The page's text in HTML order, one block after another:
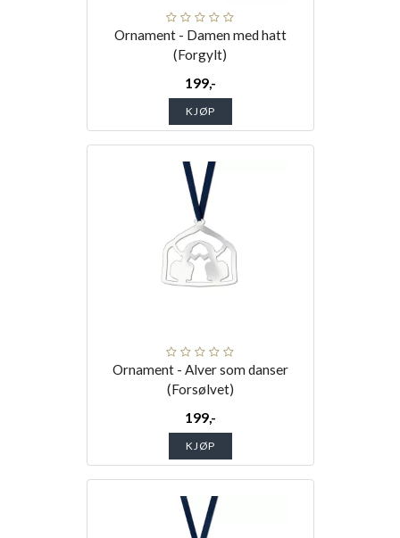
Ornament - Damen med hatt
(Forgylt)
199,-
KJØP
Ornament - Alver som danser
(Forsølvet)
199,-
KJØP